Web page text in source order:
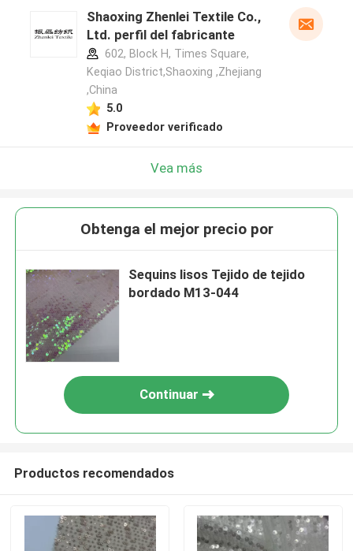
Shaoxing Zhenlei Textile Co.,
Ltd. perfil del fabricante
602, Block H, Times Square,
Keqiao District,Shaoxing ,Zhejiang
,China
5.0
Proveedor verificado
Vea más
Obtenga el mejor precio por
Sequins lisos Tejido de tejido
bordado M13-044
Continuar
Productos recomendados